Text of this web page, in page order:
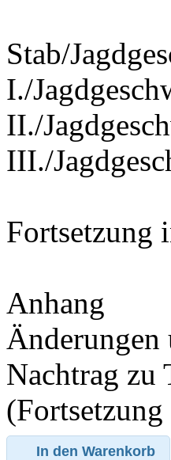
Stab/
I./
II./
III./
Fortsetzung
Anhang
Änderungen
Nachtrag zu
In den Warenkorb